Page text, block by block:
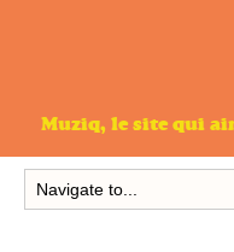
Muziq, le site qui